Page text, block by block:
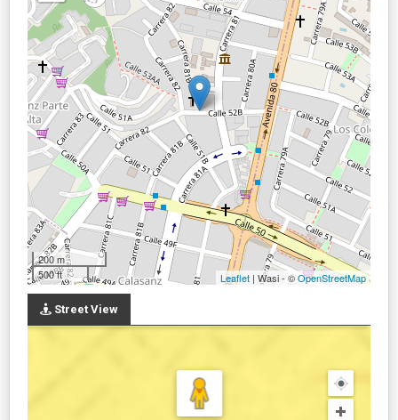
200 m
500 ft
Leaflet | Wasi - ©OpenStreetMap
Street View